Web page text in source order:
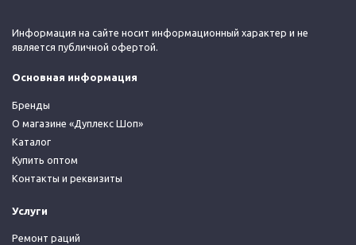
Информация на сайте носит информационный характер и не
является публичной офертой.
Основная информация
Бренды
О магазине «Дуплекс Шоп»
Каталог
Купить оптом
Контакты и реквизиты
Услуги
Ремонт раций